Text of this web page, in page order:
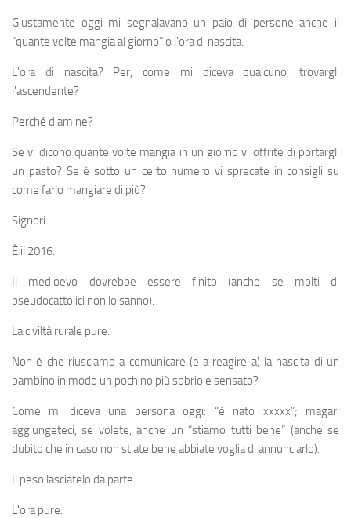
Giustamente oggi mi segnalavano un paio di persone anche il
“quante volte mangia al giorno” o l'ora di nascita.
L'ora di nascita? Per, come mi diceva qualcuno, trovargli
l'ascendente?
Perché diamine?
Se vi dicono quante volte mangia in un giorno vi offrite di portargli
un pasto? Se è sotto un certo numero vi sprecate in consigli su
come farlo mangiare di più?
Signori.
È il 2016.
Il medioevo dovrebbe essere finito (anche se molti di
pseudocattolici non lo sanno).
La civiltà rurale pure.
Non è che riusciamo a comunicare (e a reagire a) la nascita di un
bambino in modo un pochino più sobrio e sensato?
Come mi diceva una persona oggi: “è nato xxxxx”; magari
aggiungeteci, se volete, anche un “stiamo tutti bene” (anche se
dubito che in caso non stiate bene abbiate voglia di annunciarlo).
Il peso lasciatelo da parte.
L'ora pure.